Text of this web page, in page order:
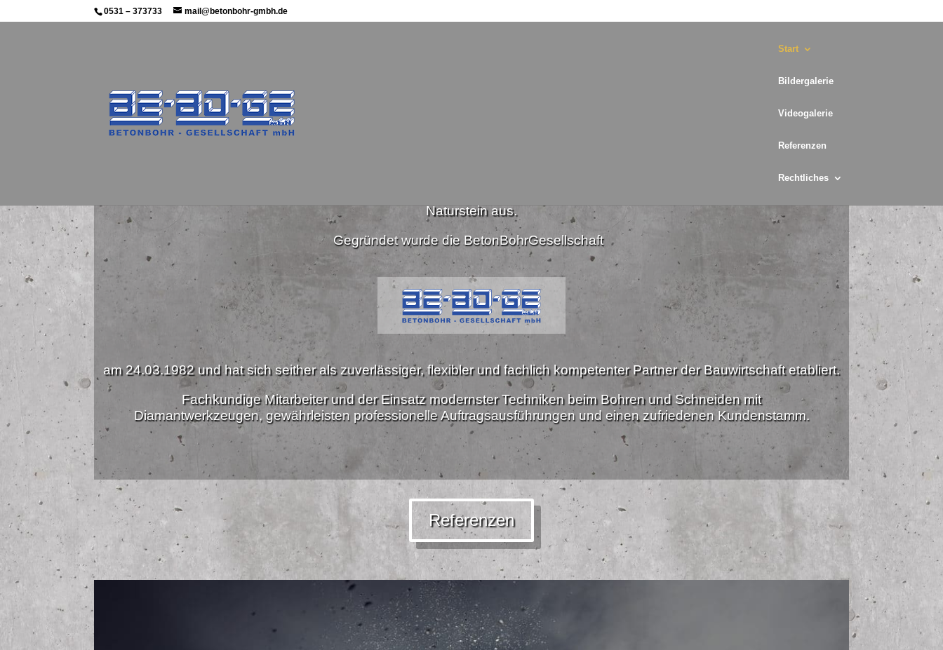
0531 – 373733 mail@betonbohr-gmbh.de
Start
Bildergalerie
Videogalerie
Referenzen
Rechtliches
Naturstein aus.
Gegründet wurde die BetonBohrGesellschaft
am 24.03.1982 und hat sich seither als zuverlässiger, flexibler und fachlich kompetenter Partner der Bauwirtschaft etabliert.
Fachkundige Mitarbeiter und der Einsatz modernster Techniken beim Bohren und Schneiden mit
Diamantwerkzeugen, gewährleisten professionelle Auftragsausführungen und einen zufriedenen Kundenstamm.
Referenzen